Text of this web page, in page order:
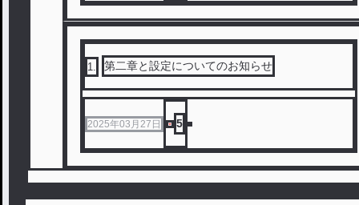
1. 第二章と設定についてのお知らせ
2025年03月27日 5